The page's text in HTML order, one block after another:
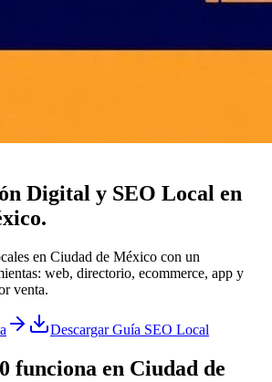
Digital y SEO Local en
.
en Ciudad de México con un
web, directorio, ecommerce, app y
venta.
Descargar Guía SEO Local
funciona en Ciudad de